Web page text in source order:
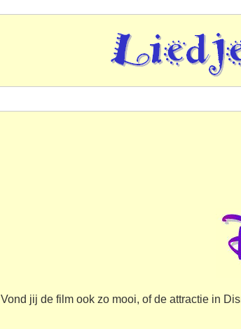
Vond jij de film ook zo mooi, of de attractie in